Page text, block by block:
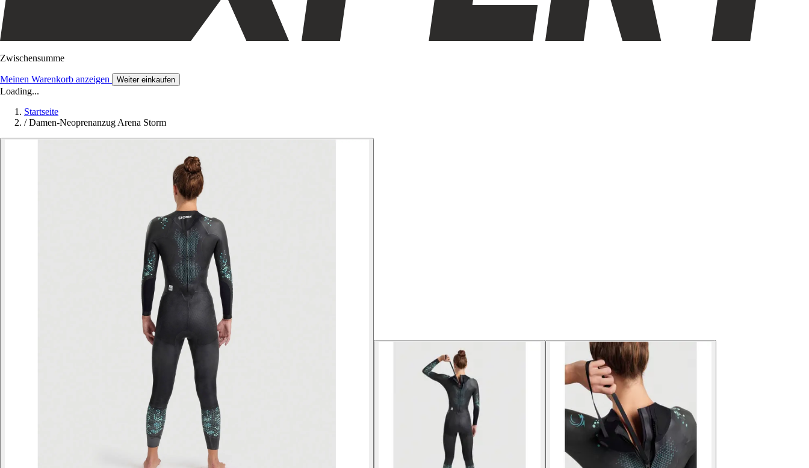
Zwischensumme
Meinen Warenkorb anzeigen Weiter einkaufen
Loading...
Startseite
/ Damen-Neoprenanzug Arena Storm